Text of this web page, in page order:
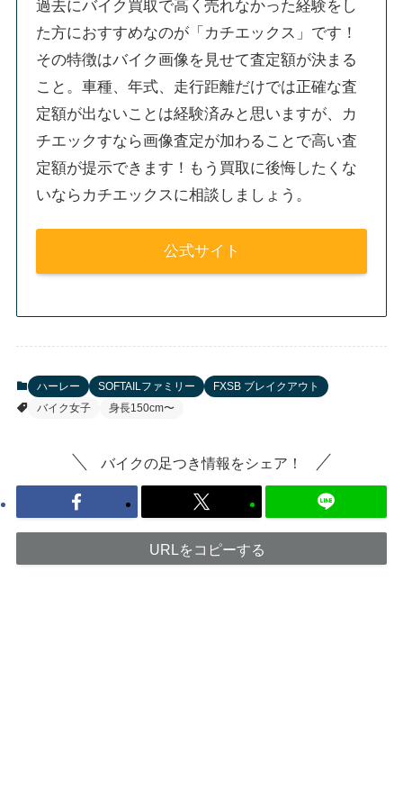
過去にバイク買取で高く売れなかった経験をし
た方におすすめなのが「カチエックス」です！
その特徴はバイク画像を見せて査定額が決まる
こと。車種、年式、走行距離だけでは正確な査
定額が出ないことは経験済みと思いますが、カ
チエックすなら画像査定が加わることで高い査
定額が提示できます！もう買取に後悔したくな
いならカチエックスに相談しましょう。
公式サイト
ハーレー SOFTAILファミリー
FXSB ブレイクアウト
バイク女子
身長150cm〜
バイクの足つき情報をシェア！
URLをコピーする